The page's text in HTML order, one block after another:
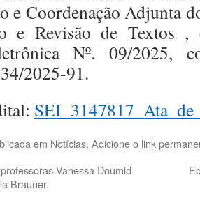
e Coordenação Adjunta
e Revisão de Textos
Nº. 09/2025,
2025-91.
em Notícias. Adicione o link
Vanessa Doumid
Brauner.